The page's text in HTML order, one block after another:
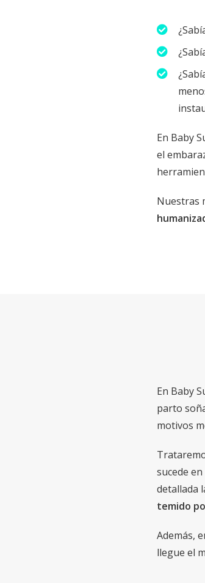
En Baby
el
Nuestras
En Baby
parto
motivos
sucede
detallada
temido
Además,
llegue el